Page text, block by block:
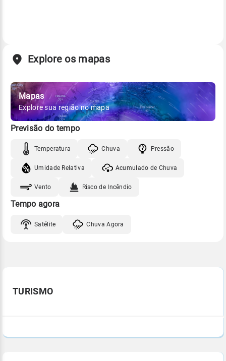
Explore os mapas
Mapas
Explore sua região no mapa
Previsão do tempo
Temperatura Chuva Pressão
Umidade Relativa Acumulado de Chuva
Vento Risco de Incêndio
Tempo agora
Satélite Chuva Agora
TURISMO